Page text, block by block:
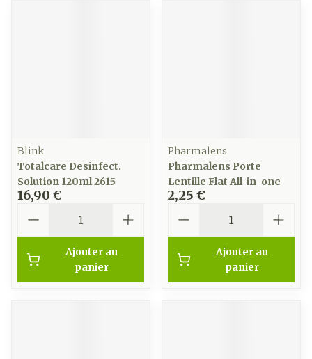
Blink
Totalcare Desinfect.
Solution 120ml 2615
16,90 €
Ajouter au
panier
Pharmalens
Pharmalens Porte
Lentille Flat All-in-one
2,25 €
Ajouter au
panier